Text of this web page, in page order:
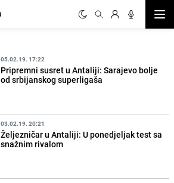
05.02.19. 17:22
Pripremni susret u Antaliji: Sarajevo bolje
od srbijanskog superligaša
03.02.19. 20:21
Željezničar u Antaliji: U ponedjeljak test sa
snažnim rivalom